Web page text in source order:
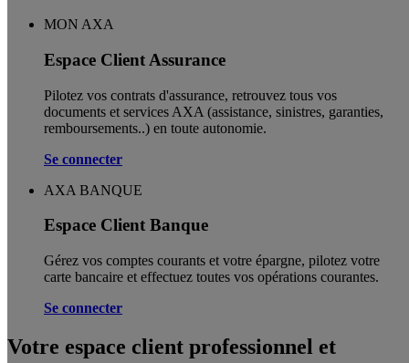
MON AXA
Espace Client Assurance
Pilotez vos contrats d'assurance, retrouvez tous vos
documents et services AXA (assistance, sinistres, garanties,
remboursements..) en toute autonomie. ​
Se connecter
AXA BANQUE
Espace Client Banque
Gérez vos comptes courants et votre épargne, pilotez votre
carte bancaire et effectuez toutes vos opérations courantes.
Se connecter
Votre espace client professionnel et